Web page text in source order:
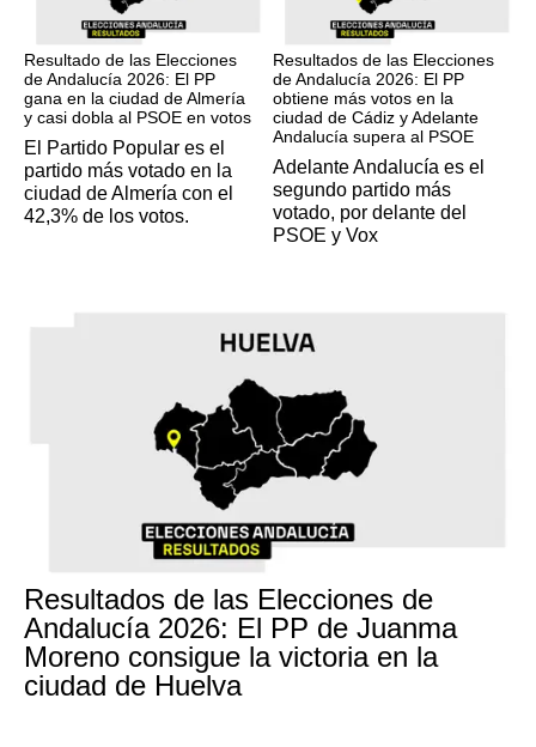
Resultado de las Elecciones
de Andalucía 2026: El PP
gana en la ciudad de Almería
y casi dobla al PSOE en votos
El Partido Popular es el
partido más votado en la
ciudad de Almería con el
42,3% de los votos.
Resultados de las Elecciones
de Andalucía 2026: El PP
obtiene más votos en la
ciudad de Cádiz y Adelante
Andalucía supera al PSOE
Adelante Andalucía es el
segundo partido más
votado, por delante del
PSOE y Vox
Resultados de las Elecciones de
Andalucía 2026: El PP de Juanma
Moreno consigue la victoria en la
ciudad de Huelva